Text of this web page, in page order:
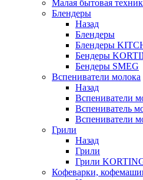
Малая бытовая
Блендеры
Назад
Блендеры
Блендеры
Бендеры
Бендеры SMEG
Вспениватели молока
Назад
Вспениватели
Вспениватель
Вспениватели
Грили
Назад
Грили
Грили
Кофеварки,